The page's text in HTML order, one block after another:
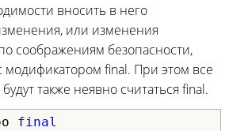
вносить в него
или изменения
соображениям безопасности,
модификатором final. При этом все
также неявно считаться final.
final